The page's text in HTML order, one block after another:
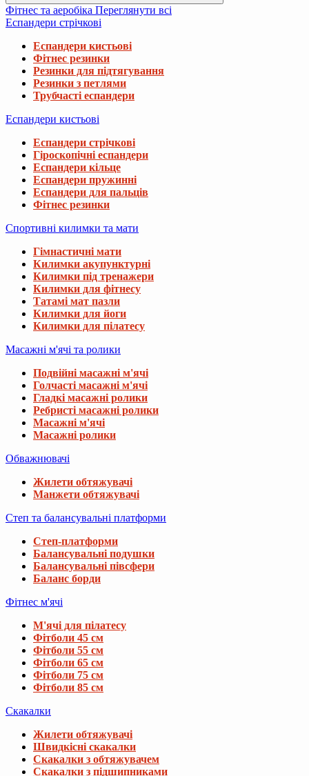
Фітнес та аеробіка Переглянути всі
Еспандери стрічкові
Еспандери кистьові
Фітнес резинки
Резинки для підтягування
Резинки з петлями
Трубчасті еспандери
Еспандери кистьові
Еспандери стрічкові
Гіроскопічні еспандери
Еспандери кільце
Еспандери пружинні
Еспандери для пальців
Фітнес резинки
Спортивні килимки та мати
Гімнастичні мати
Килимки акупунктурні
Килимки під тренажери
Килимки для фітнесу
Татамі мат пазли
Килимки для йоги
Килимки для пілатесу
Масажні м'ячі та ролики
Подвійні масажні м'ячі
Голчасті масажні м'ячі
Гладкі масажні ролики
Ребристі масажні ролики
Масажні м'ячі
Масажні ролики
Обважнювачі
Жилети обтяжувачі
Манжети обтяжувачі
Степ та балансувальні платформи
Степ-платформи
Балансувальні подушки
Балансувальні півсфери
Баланс борди
Фітнес м'ячі
М'ячі для пілатесу
Фітболи 45 см
Фітболи 55 см
Фітболи 65 см
Фітболи 75 см
Фітболи 85 см
Скакалки
Жилети обтяжувачі
Швидкісні скакалки
Скакалки з обтяжувачем
Скакалки з підшипниками